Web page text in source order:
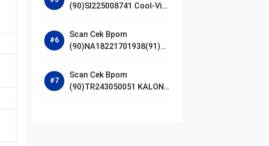
(90)SI225008741 Cool-Vita
Tablets
Scan Cek Bpom
(90)NA18221701938(91)25
Acne Sunscreen
Moisturiser SPF 35
Scan Cek Bpom
(90)TR243050051 KALON